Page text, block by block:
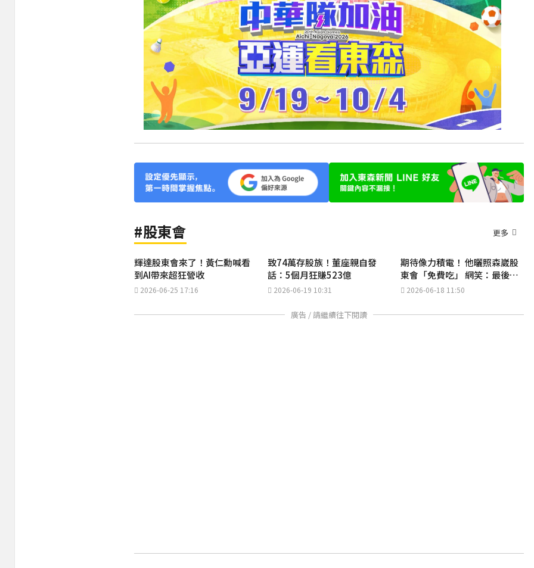
#股東會 更多
輝達股東會來了！黃仁勳喊看
到AI帶來超狂營收
2026-06-25 17:16
致74萬存股族！董座親自發
話：5個月狂賺523億
2026-06-19 10:31
期待像力積電！ 他曬照森崴股
東會「免費吃」 網笑：最後的
晚餐
2026-06-18 11:50
廣告 / 請繼續往下閱讀